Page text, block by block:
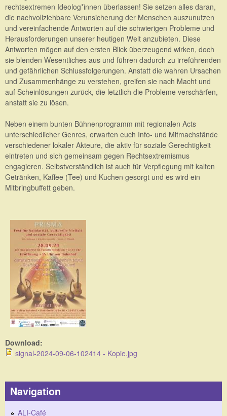
rechtsextremen Ideolog*innen überlassen! Sie setzen alles daran,
die nachvollziehbare Verunsicherung der Menschen auszunutzen
und vereinfachende Antworten auf die schwierigen Probleme und
Herausforderungen unserer heutigen Welt anzubieten. Diese
Antworten mögen auf den ersten Blick überzeugend wirken, doch
sie blenden Wesentliches aus und führen dadurch zu irreführenden
und gefährlichen Schlussfolgerungen. Anstatt die wahren Ursachen
und Zusammenhänge zu verstehen, greifen sie nach Macht und
auf Scheinlösungen zurück, die letztlich die Probleme verschärfen,
anstatt sie zu lösen.
Neben einem bunten Bühnenprogramm mit regionalen Acts
unterschiedlicher Genres, erwarten euch Info- und Mitmachstände
verschiedener lokaler Akteure, die aktiv für soziale Gerechtigkeit
eintreten und sich gemeinsam gegen Rechtsextremismus
engagieren. Selbstverständlich ist auch für Verpflegung mit kalten
Getränken, Kaffee (Tee) und Kuchen gesorgt und es wird ein
Mitbringbuffett geben.
Download:
signal-2024-09-06-102414 - Kopie.jpg
Navigation
ALI-Café